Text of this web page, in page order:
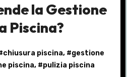
la Gestione
Piscina?
chiusura piscina, #gestione
piscina, #pulizia piscina